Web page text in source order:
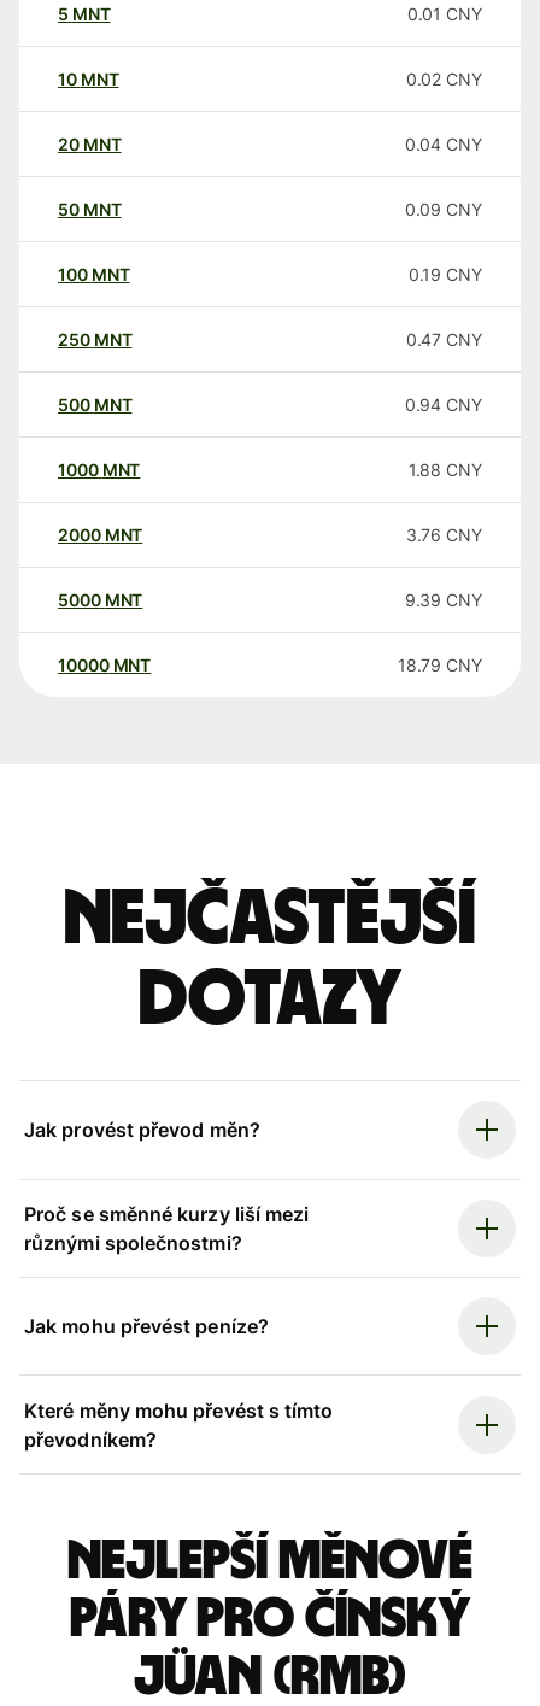
5 MNT 0.01 CNY
10 MNT 0.02 CNY
20 MNT 0.04 CNY
50 MNT 0.09 CNY
100 MNT 0.19 CNY
250 MNT 0.47 CNY
500 MNT 0.94 CNY
1000 MNT 1.88 CNY
2000 MNT 3.76 CNY
5000 MNT 9.39 CNY
10000 MNT 18.79 CNY
Nejčastější
dotazy
Jak provést převod měn?
Proč se směnné kurzy liší mezi
různými společnostmi?
Jak mohu převést peníze?
Které měny mohu převést s tímto
převodníkem?
Nejlepší měnové
páry pro čínský
jüan (rmb)